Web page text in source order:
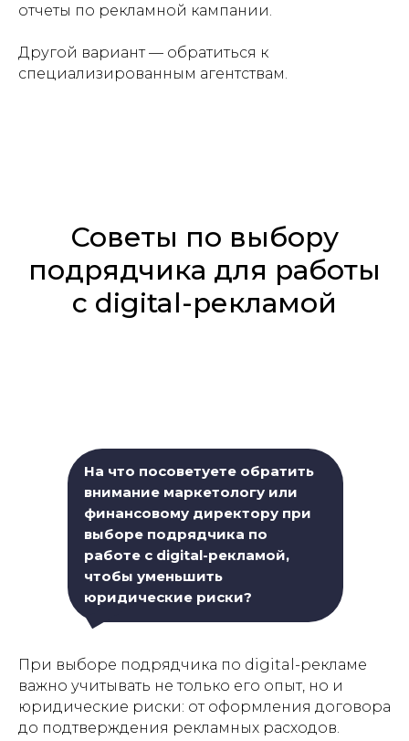
отчеты по рекламной кампании.
Другой вариант — обратиться к
специализированным агентствам.
Советы по выбору
подрядчика для работы
с digital-рекламой
На что посоветуете обратить
внимание маркетологу или
финансовому директору при
выборе подрядчика по
работе с digital-рекламой,
чтобы уменьшить
юридические риски?
При выборе подрядчика по digital-рекламе
важно учитывать не только его опыт, но и
юридические риски: от оформления договора
до подтверждения рекламных расходов.